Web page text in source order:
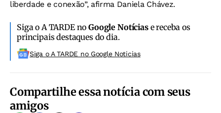
liberdade e conexão”, afirma Daniela Chávez.
Siga o A TARDE noGoogle Notíciase receba os
principais destaques do dia.
Siga o A TARDE no Google Noticias
Compartilhe essa notícia com seus
amigos